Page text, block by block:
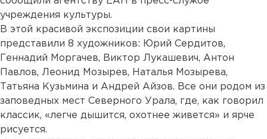
учреждения культуры.
В этой красивой экспозиции свои картины
представили 8 художников: Юрий Сердитов,
Геннадий Моргачев, Виктор Лукашевич, Антон
Павлов, Леонид Мозырев, Наталья Мозырева,
Татьяна Кузьмина и Андрей Айзов. Все они родом из
заповедных мест Северного Урала, где, как говорил
классик, «легче дышится, охотнее живется» и ярче
рисуется.